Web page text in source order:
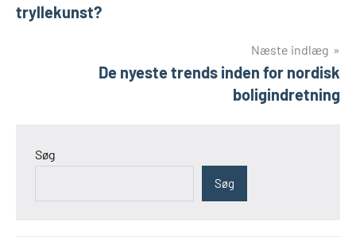
tryllekunst?
Næste indlæg
De nyeste trends inden for nordisk
boligindretning
Søg
Søg